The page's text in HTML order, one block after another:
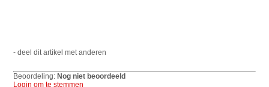
- deel dit artikel met anderen
Beoordeling:Nog niet beoordeeld
Login om te stemmen